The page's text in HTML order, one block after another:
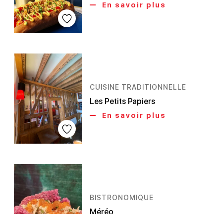
En savoir plus
CUISINE TRADITIONNELLE
Les Petits Papiers
En savoir plus
BISTRONOMIQUE
Méréo